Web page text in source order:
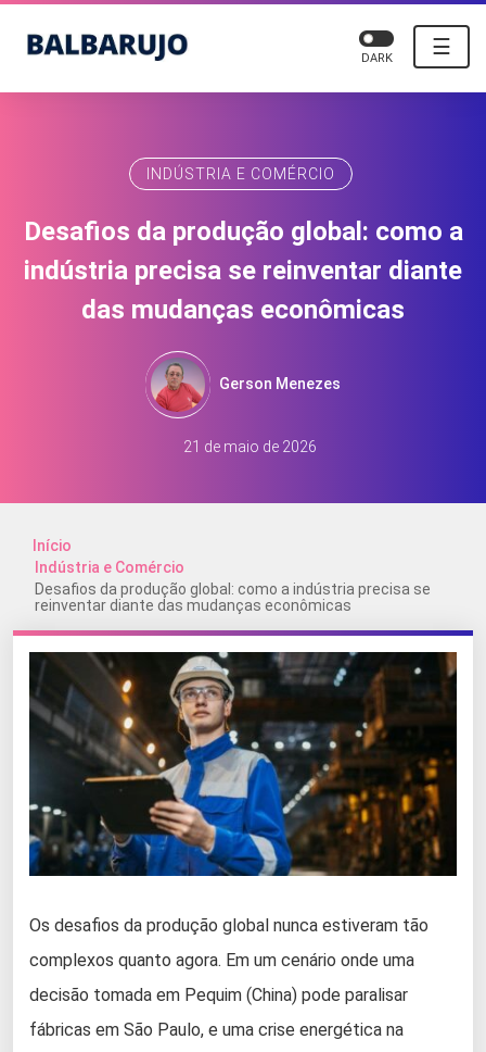
☰
DARK
INDÚSTRIA E COMÉRCIO
Desafios da produção global: como a
indústria precisa se reinventar diante
das mudanças econômicas
Gerson Menezes
21 de maio de 2026
Início
Indústria e Comércio
Desafios da produção global: como a indústria precisa se
reinventar diante das mudanças econômicas
Os desafios da produção global nunca estiveram tão
complexos quanto agora. Em um cenário onde uma
decisão tomada em Pequim (China) pode paralisar
fábricas em São Paulo, e uma crise energética na